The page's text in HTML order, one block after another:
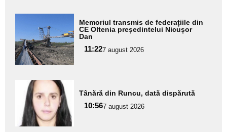
aici textul
pentru
subtitlu
Memoriul transmis de federațiile din
CE Oltenia președintelui Nicușor
Dan
11:227 august 2026
Adaugă
aici textul
pentru
subtitlu
Tânără din Runcu, dată dispărută
10:567 august 2026